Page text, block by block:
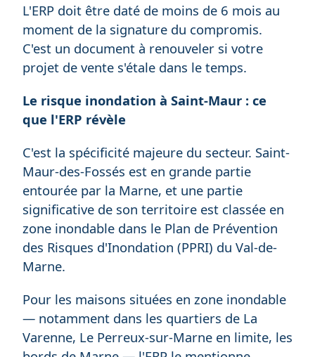
L'ERP doit être daté de moins de 6 mois au
moment de la signature du compromis.
C'est un document à renouveler si votre
projet de vente s'étale dans le temps.
Le risque inondation à Saint-Maur : ce
que l'ERP révèle
C'est la spécificité majeure du secteur. Saint-
Maur-des-Fossés est en grande partie
entourée par la Marne, et une partie
significative de son territoire est classée en
zone inondable dans le Plan de Prévention
des Risques d'Inondation (PPRI) du Val-de-
Marne.
Pour les maisons situées en zone inondable
— notamment dans les quartiers de La
Varenne, Le Perreux-sur-Marne en limite, les